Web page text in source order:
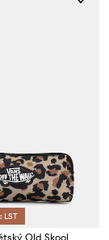
LST
Old Skool